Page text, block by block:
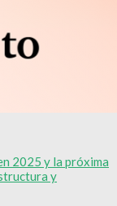
2025 y la próxima
y